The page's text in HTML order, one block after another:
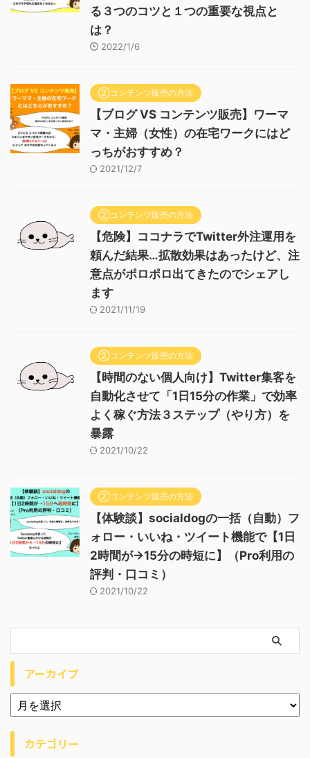
る３つのコツと１つの重要な視点と
は？
2022/1/6
②コンテンツ販売の方法
【ブログ VS コンテンツ販売】ワーマ
マ・主婦（女性）の在宅ワークにはど
っちがおすすめ？
2021/12/7
②コンテンツ販売の方法
【危険】ココナラでTwitter外注運用を
頼んだ結果…拡散効果はあったけど、注
意点がポロポロ出てきたのでシェアし
ます
2021/11/19
②コンテンツ販売の方法
【時間のない個人向け】Twitter集客を
自動化させて「1日15分の作業」で効率
よく稼ぐ方法３ステップ（やり方）を
暴露
2021/10/22
②コンテンツ販売の方法
【体験談】socialdogの一括（自動）フ
ォロー・いいね・ツイート機能で【1日
2時間が→15分の時短に】（Pro利用の
評判・口コミ）
2021/10/22
アーカイブ
カテゴリー